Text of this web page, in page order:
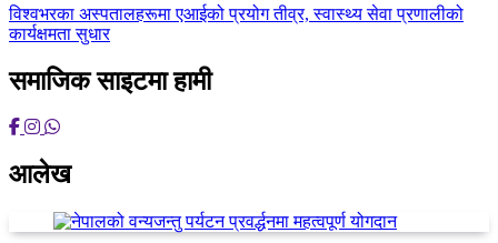
विश्वभरका अस्पतालहरूमा एआईको प्रयोग तीव्र, स्वास्थ्य सेवा प्रणालीको
कार्यक्षमता सुधार
समाजिक साइटमा हामी
आलेख